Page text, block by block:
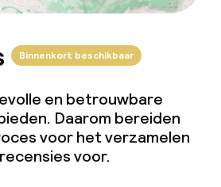
Binnenkort beschikbaar
en betrouwbare
Daarom bereiden
voor het verzamelen
voor.